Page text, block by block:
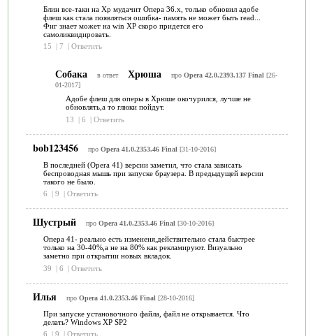
Блин все-таки на Хр мудачит Опера 36.х, только обновил адобе
флеш как стала появляться ошибка- память не может быть read...
Фиг знает может на win XP скоро придется его
самоликвидировать.
15
| 7 | Ответить
Собака в ответ Хрюша про Opera 42.0.2393.137 Final [26-
01-2017]
Адобе флеш для оперы в Хрюше окочурился, лучше не
обновлять,а то глюки пойдут.
13
| 6 | Ответить
bob123456 про Opera 41.0.2353.46 Final [31-10-2016]
В последней (Opera 41) версии заметил, что стала зависать
беспроводная мышь при запуске браузера. В предыдущей версии
такого не было.
6
| 9 | Ответить
Шустрый про Opera 41.0.2353.46 Final [30-10-2016]
Опера 41- реально есть измененя,действительно стала быстрее
только на 30-40%,а не на 80% как рекламируют. Визуально
заметно при открытии новых вкладок.
39
| 6 | Ответить
Илья про Opera 41.0.2353.46 Final [28-10-2016]
При запуске установочного файла, файл не открывается. Что
делать? Windows XP SP2
6
| 9 | Ответить